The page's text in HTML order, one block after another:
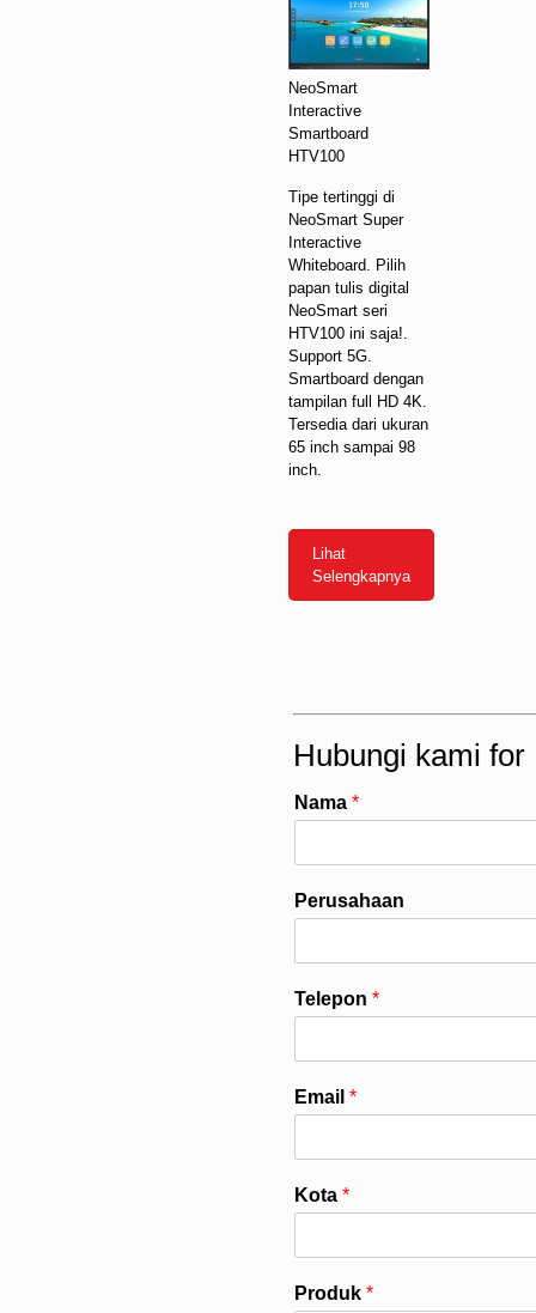
NeoSmart
Interactive
Smartboard
HTV100
Tipe tertinggi di
NeoSmart Super
Interactive
Whiteboard. Pilih
papan tulis digital
NeoSmart seri
HTV100 ini saja!.
Support 5G.
Smartboard dengan
tampilan full HD 4K.
Tersedia dari ukuran
65 inch sampai 98
inch.
Lihat
Selengkapnya
Hubungi kami
Nama *
Perusahaan
Telepon *
Email *
Kota *
Produk *